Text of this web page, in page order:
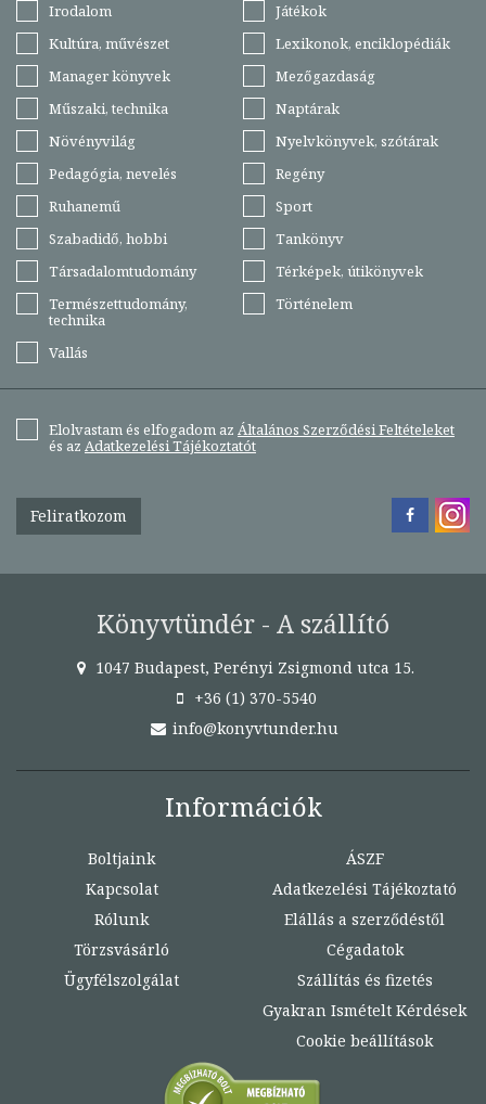
Irodalom
Játékok
Kultúra, művészet
Lexikonok, enciklopédiák
Manager könyvek
Mezőgazdaság
Műszaki, technika
Naptárak
Növényvilág
Nyelvkönyvek, szótárak
Pedagógia, nevelés
Regény
Ruhanemű
Sport
Szabadidő, hobbi
Tankönyv
Társadalomtudomány
Térképek, útikönyvek
Természettudomány,
technika
Történelem
Vallás
Elolvastam és elfogadom az Általános Szerződési Feltételeket
és az Adatkezelési Tájékoztatót
Feliratkozom
Könyvtündér - A szállító
1047 Budapest, Perényi Zsigmond utca 15.
+36 (1) 370-5540
info@konyvtunder.hu
Információk
Boltjaink
Kapcsolat
Rólunk
Törzsvásárló
Ügyfélszolgálat
ÁSZF
Adatkezelési Tájékoztató
Elállás a szerződéstől
Cégadatok
Szállítás és fizetés
Gyakran Ismételt Kérdések
Cookie beállítások